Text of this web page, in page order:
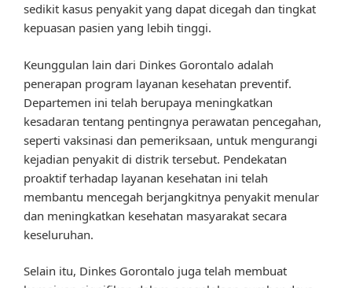
sedikit kasus penyakit yang dapat dicegah dan tingkat
kepuasan pasien yang lebih tinggi.
Keunggulan lain dari Dinkes Gorontalo adalah
penerapan program layanan kesehatan preventif.
Departemen ini telah berupaya meningkatkan
kesadaran tentang pentingnya perawatan pencegahan,
seperti vaksinasi dan pemeriksaan, untuk mengurangi
kejadian penyakit di distrik tersebut. Pendekatan
proaktif terhadap layanan kesehatan ini telah
membantu mencegah berjangkitnya penyakit menular
dan meningkatkan kesehatan masyarakat secara
keseluruhan.
Selain itu, Dinkes Gorontalo juga telah membuat